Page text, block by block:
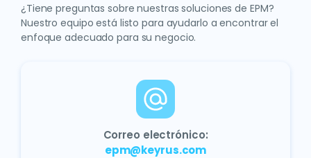
¿Tiene preguntas sobre nuestras soluciones de EPM?
Nuestro equipo está listo para ayudarlo a encontrar el
enfoque adecuado para su negocio.
Correo electrónico:
epm@keyrus.com